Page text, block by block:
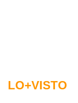
LO+VISTO